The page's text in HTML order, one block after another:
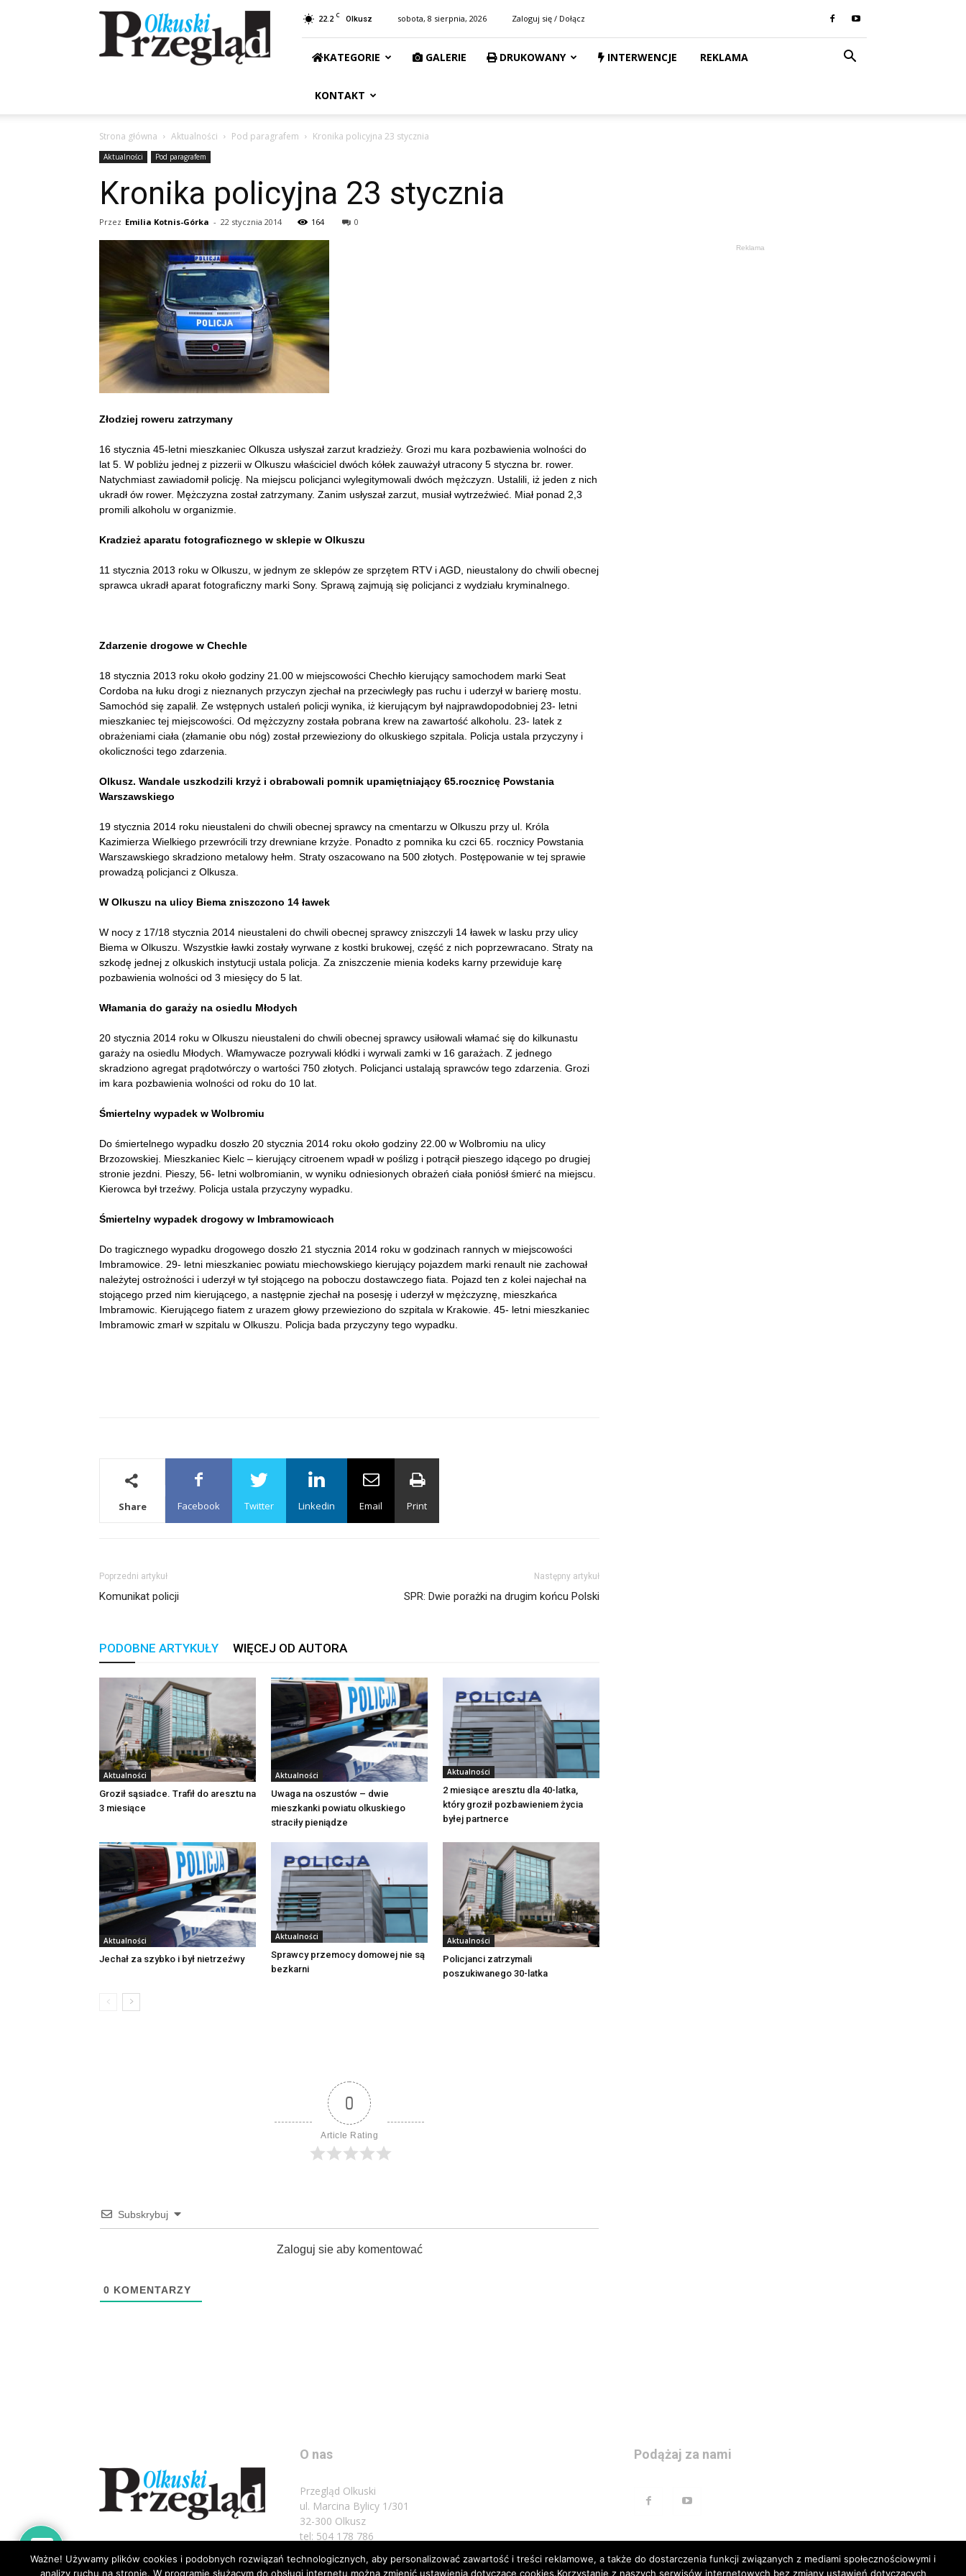
Przegląd
Olkuski
22.2 C Olkusz sobota, 8 sierpnia, 2026 Zaloguj się / Dołącz
KATEGORIE GALERIE DRUKOWANY INTERWENCJE REKLAMA
KONTAKT
Strona główna Aktualności Pod paragrafem Kronika policyjna 23 stycznia
Aktualności Pod paragrafem
Kronika policyjna 23 stycznia
Przez Emilia Kotnis-Górka - 22 stycznia 2014 164 0
Złodziej roweru zatrzymany
16 stycznia 45-letni mieszkaniec Olkusza usłyszał zarzut kradzieży. Grozi mu kara pozbawienia wolności do
lat 5. W pobliżu jednej z pizzerii w Olkuszu właściciel dwóch kółek zauważył utracony 5 styczna br. rower.
Natychmiast zawiadomił policję. Na miejscu policjanci wylegitymowali dwóch mężczyzn. Ustalili, iż jeden z nich
ukradł ów rower. Mężczyzna został zatrzymany. Zanim usłyszał zarzut, musiał wytrzeźwieć. Miał ponad 2,3
promili alkoholu w organizmie.
Kradzież aparatu fotograficznego w sklepie w Olkuszu
11 stycznia 2013 roku w Olkuszu, w jednym ze sklepów ze sprzętem RTV i AGD, nieustalony do chwili obecnej
sprawca ukradł aparat fotograficzny marki Sony. Sprawą zajmują się policjanci z wydziału kryminalnego.
Zdarzenie drogowe w Chechle
18 stycznia 2013 roku około godziny 21.00 w miejscowości Chechło kierujący samochodem marki Seat
Cordoba na łuku drogi z nieznanych przyczyn zjechał na przeciwległy pas ruchu i uderzył w barierę mostu.
Samochód się zapalił. Ze wstępnych ustaleń policji wynika, iż kierującym był najprawdopodobniej 23- letni
mieszkaniec tej miejscowości. Od mężczyzny została pobrana krew na zawartość alkoholu. 23- latek z
obrażeniami ciała (złamanie obu nóg) został przewieziony do olkuskiego szpitala. Policja ustala przyczyny i
okoliczności tego zdarzenia.
Olkusz. Wandale uszkodzili krzyż i obrabowali pomnik upamiętniający 65.rocznicę Powstania
Warszawskiego
19 stycznia 2014 roku nieustaleni do chwili obecnej sprawcy na cmentarzu w Olkuszu przy ul. Króla
Kazimierza Wielkiego przewrócili trzy drewniane krzyże. Ponadto z pomnika ku czci 65. rocznicy Powstania
Warszawskiego skradziono metalowy hełm. Straty oszacowano na 500 złotych. Postępowanie w tej sprawie
prowadzą policjanci z Olkusza.
W Olkuszu na ulicy Biema zniszczono 14 ławek
W nocy z 17/18 stycznia 2014 nieustaleni do chwili obecnej sprawcy zniszczyli 14 ławek w lasku przy ulicy
Biema w Olkuszu. Wszystkie ławki zostały wyrwane z kostki brukowej, część z nich poprzewracano. Straty na
szkodę jednej z olkuskich instytucji ustala policja. Za zniszczenie mienia kodeks karny przewiduje karę
pozbawienia wolności od 3 miesięcy do 5 lat.
Włamania do garaży na osiedlu Młodych
20 stycznia 2014 roku w Olkuszu nieustaleni do chwili obecnej sprawcy usiłowali włamać się do kilkunastu
garaży na osiedlu Młodych. Włamywacze pozrywali kłódki i wyrwali zamki w 16 garażach. Z jednego
skradziono agregat prądotwórczy o wartości 750 złotych. Policjanci ustalają sprawców tego zdarzenia. Grozi
im kara pozbawienia wolności od roku do 10 lat.
Śmiertelny wypadek w Wolbromiu
Do śmiertelnego wypadku doszło 20 stycznia 2014 roku około godziny 22.00 w Wolbromiu na ulicy
Brzozowskiej. Mieszkaniec Kielc – kierujący citroenem wpadł w poślizg i potrącił pieszego idącego po drugiej
stronie jezdni. Pieszy, 56- letni wolbromianin, w wyniku odniesionych obrażeń ciała poniósł śmierć na miejscu.
Kierowca był trzeźwy. Policja ustala przyczyny wypadku.
Śmiertelny wypadek drogowy w Imbramowicach
Do tragicznego wypadku drogowego doszło 21 stycznia 2014 roku w godzinach rannych w miejscowości
Imbramowice. 29- letni mieszkaniec powiatu miechowskiego kierujący pojazdem marki renault nie zachował
należytej ostrożności i uderzył w tył stojącego na poboczu dostawczego fiata. Pojazd ten z kolei najechał na
stojącego przed nim kierującego, a następnie zjechał na posesję i uderzył w mężczyznę, mieszkańca
Imbramowic. Kierującego fiatem z urazem głowy przewieziono do szpitala w Krakowie. 45- letni mieszkaniec
Imbramowic zmarł w szpitalu w Olkuszu. Policja bada przyczyny tego wypadku.
Share Facebook Twitter Linkedin Email Print
Poprzedni artykuł
Komunikat policji
Następny artykuł
SPR: Dwie porażki na drugim końcu Polski
PODOBNE ARTYKUŁY WIĘCEJ OD AUTORA
Aktualności
Groził sąsiadce. Trafił do aresztu na
3 miesiące
Aktualności
Uwaga na oszustów – dwie
mieszkanki powiatu olkuskiego
straciły pieniądze
Aktualności
2 miesiące aresztu dla 40-latka,
który groził pozbawieniem życia
byłej partnerce
Aktualności
Jechał za szybko i był nietrzeźwy
Aktualności
Sprawcy przemocy domowej nie są
bezkarni
Aktualności
Policjanci zatrzymali
poszukiwanego 30-latka
0
Article Rating
Subskrybuj
Zaloguj sie aby komentować
0 KOMENTARZY
Reklama
O nas
Przegląd Olkuski
ul. Marcina Bylicy 1/301
32-300 Olkusz
tel: 504 178 786
Napisz do nas: biuro@przeglad.olkuski.pl
Podążaj za nami
Ważne! Używamy plików cookies i podobnych rozwiązań technologicznych, aby personalizować zawartość i treści reklamowe, a także do dostarczenia funkcji związanych z mediami społecznościowymi i
analizy ruchu na stronie. W programie służącym do obsługi internetu można zmienić ustawienia dotyczące cookies.Korzystanie z naszych serwisów internetowych bez zmiany ustawień dotyczących